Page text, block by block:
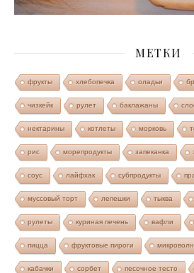
МЕТКИ
фрукты хлебопечка оладьи
чизкейк рулет баклажаны
нектарины котлеты морковь
рис морепродукты запеканка
соус лайфхак субпродукты
муссовый торт лепешки тыква
рулеты куриная печень вафли
пицца фруктовые пироги
кабачки сорбет песочное тесто